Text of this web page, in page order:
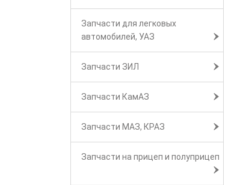
Запчасти для легковых
автомобилей, УАЗ
Запчасти ЗИЛ
Запчасти КамАЗ
Запчасти МАЗ, КРАЗ
Запчасти на прицеп и полуприцеп